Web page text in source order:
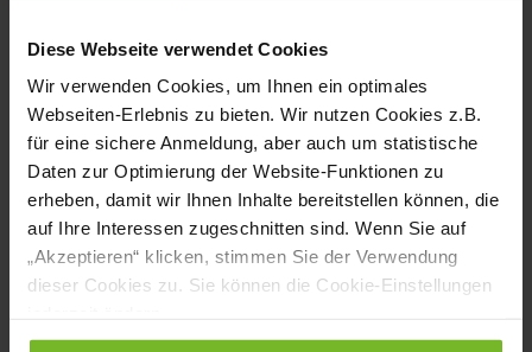
Diese Webseite verwendet Cookies
Wir verwenden Cookies, um Ihnen ein optimales
Webseiten-Erlebnis zu bieten. Wir nutzen Cookies z.B.
für eine sichere Anmeldung, aber auch um statistische
Daten zur Optimierung der Website-Funktionen zu
erheben, damit wir Ihnen Inhalte bereitstellen können, die
auf Ihre Interessen zugeschnitten sind. Wenn Sie auf
„Akzeptieren“ klicken, stimmen Sie der Verwendung
dieser Cookies zu. Sie können die Cookie-Einstellungen
Weitere Informationen
unter:https://achenbach.com/
NEWSLETTER